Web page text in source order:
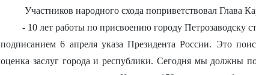
Участников народного схода поприветствовал Глава
- 10 лет работы по присвоению городу Петрозаводску
подписанием 6 апреля указа Президента России. Это
оценка заслуг города и республики. Сегодня мы должны